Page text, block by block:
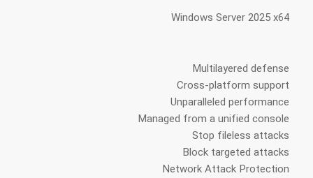
Windows Server 2025 x64
Multilayered defense
Cross-platform support
Unparalleled performance
Managed from a unified console
Stop fileless attacks
Block targeted attacks
Network Attack Protection